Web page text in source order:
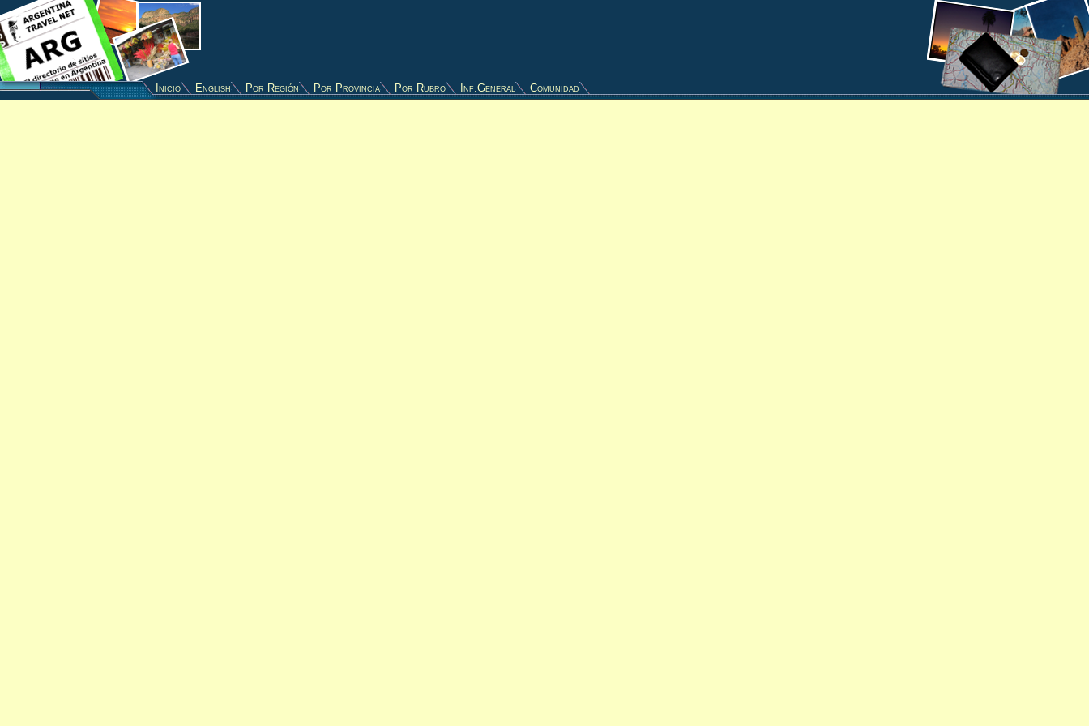
Inicio English Por Región Por Provincia Por Rubro Inf.General Comunidad